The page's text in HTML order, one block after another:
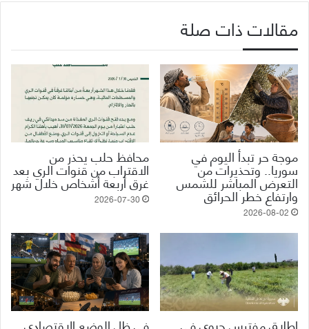
مقالات ذات صلة
موجة حر تبدأ اليوم في
سوريا.. وتحذيرات من
التعرض المباشر للشمس
وارتفاع خطر الحرائق
2026-08-02
محافظ حلب يحذر من
الاقتراب من قنوات الري بعد
غرق أربعة أشخاص خلال شهر
2026-07-30
إطلاق مفترس حيوي في في ظل الوضع الاقتصادي..